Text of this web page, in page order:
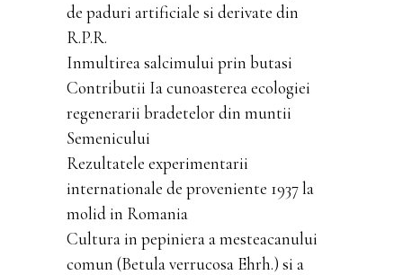
de paduri artificiale si derivate din
R.P.R.
Inmultirea salcimului prin butasi
Contributii Ia cunoasterea ecologiei
regenerarii bradetelor din muntii
Semenicului
Rezultatele experimentarii
internationale de proveniente 1937 la
molid in Romania
Cultura in pepiniera a mesteacanului
comun (Betula verrucosa Ehrh.) si a